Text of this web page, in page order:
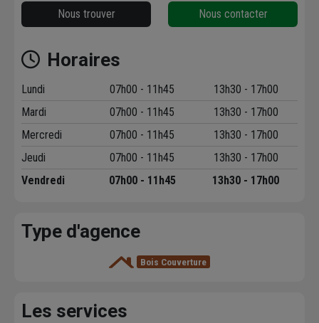
Nous trouver Nous contacter
Horaires
Lundi 07h00 - 11h45
13h30 - 17h00
Mardi
07h00 - 11h45
13h30 - 17h00
Mercredi
07h00 - 11h45
13h30 - 17h00
Jeudi
07h00 - 11h45
13h30 - 17h00
Vendredi
07h00 - 11h45 13h30 - 17h00
Type d'agence
Bois Couverture
Les services